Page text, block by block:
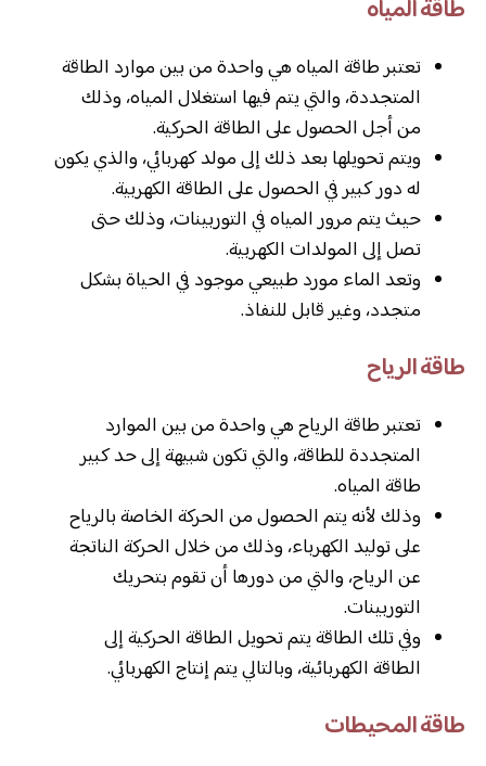
طاقة المياه
تعتبر طاقة المياه هي واحدة من بين موارد الطاقة
المتجددة، والتي يتم فيها استغلال المياه، وذلك
من أجل الحصول على الطاقة الحركية.
ويتم تحويلها بعد ذلك إلى مولد كهربائي، والذي يكون
له دور كبير في الحصول على الطاقة الكهربية.
حيث يتم مرور المياه في التوربينات، وذلك حتى
تصل إلى المولدات الكهربية.
وتعد الماء مورد طبيعي موجود في الحياة بشكل
متجدد، وغير قابل للنفاذ.
طاقة الرياح
تعتبر طاقة الرياح هي واحدة من بين الموارد
المتجددة للطاقة، والتي تكون شبيهة إلى حد كبير
طاقة المياه.
وذلك لأنه يتم الحصول من الحركة الخاصة بالرياح
على توليد الكهرباء، وذلك من خلال الحركة الناتجة
عن الرياح، والتي من دورها أن تقوم بتحريك
التوربينات.
وفي تلك الطاقة يتم تحويل الطاقة الحركية إلى
الطاقة الكهربائية، وبالتالي يتم إنتاج الكهربائي.
طاقة المحيطات